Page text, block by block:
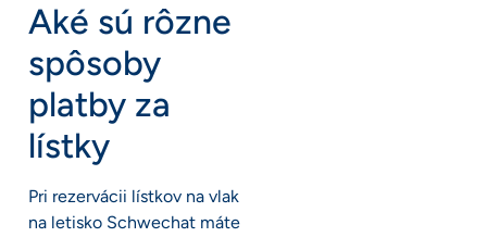
Aké sú rôzne
spôsoby
platby za
lístky
Pri rezervácii lístkov na vlak
na letisko Schwechat máte